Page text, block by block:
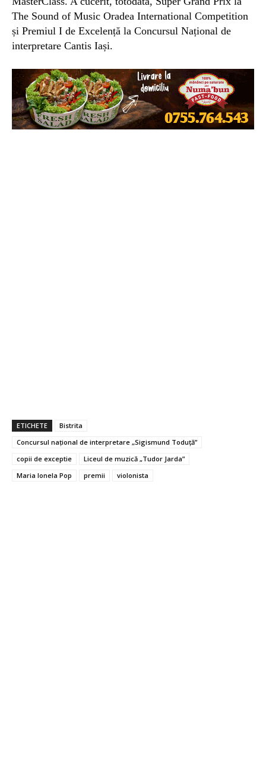
The Sound of Music Oradea International Competition
și Premiul I de Excelență la Concursul Național de
interpretare Cantis Iași.
ETICHETE
Bistrita
Concursul național de interpretare „Sigismund Toduță”
copii de exceptie
Liceul de muzică „Tudor Jarda”
Maria Ionela Pop
premii violonista